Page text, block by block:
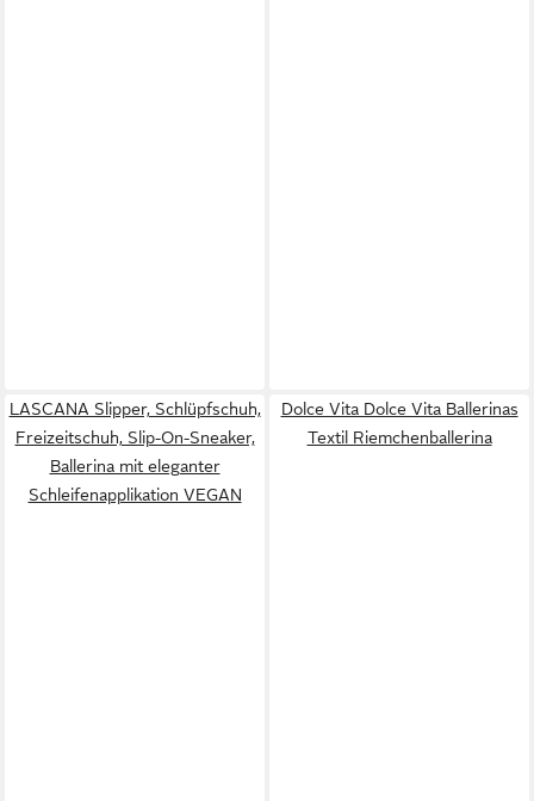
LASCANA Slipper, Schlüpfschuh,
Freizeitschuh, Slip-On-Sneaker,
Ballerina mit eleganter
Schleifenapplikation VEGAN
Dolce Vita Dolce Vita Ballerinas
Textil Riemchenballerina